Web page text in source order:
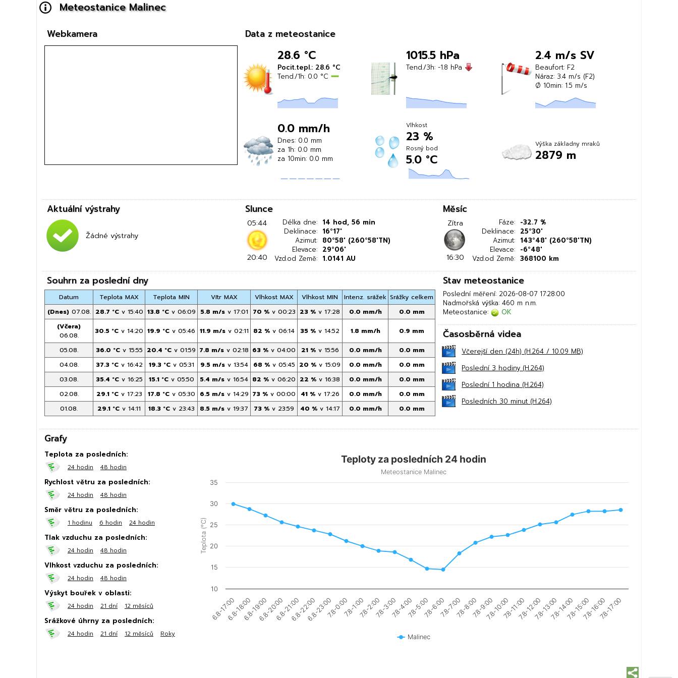
Meteostanice Malinec
Webkamera Data z meteostanice
28.6 °C
Pocit.tepl.: 28.6 °C
Tend./1h: 0.0 °C
1015.5 hPa
Tend./3h: -1.8 hPa
2.4 m/s SV
Beaufort: F2
Náraz: 3.4 m/s (F2)
Ø 10min: 1.5 m/s
0.0 mm/h
Dnes: 0.0 mm
za 1h: 0.0 mm
za 10min: 0.0 mm
Vlhkost
23 %
Rosný bod
5.0 °C
Výška základny mraků
2879 m
Aktuální výstrahy
Žádné výstrahy
Slunce
05:44
20:40
Délka dne:
Deklinace:
Azimut:
Elevace:
Vzd.od Země:
14 hod, 56 min
16°17'
80°58' (260°58'TN)
29°06'
1.0141 AU
Měsíc
Zítra
16:30
Fáze:
Deklinace:
Azimut:
Elevace:
Vzd.od Země:
-32.7 %
25°30'
143°48' (260°58'TN)
-6°48'
368100 km
Souhrn za poslední dny
Datum Teplota MAX Teplota MIN Vítr MAX Vlhkost MAX Vlhkost MIN Intenz. srážek Srážky celkem
(Dnes)07.08. 28.7 °Cv 15:40 13.8 °Cv 06:09 5.8 m/sv 17:01 70 %v 00:23 23 % v 17:28 0.0 mm/h
0.0 mm
(Včera)
06.08.
30.5 °C v 14:20 19.9 °C v 05:46 11.9 m/sv 02:11 82 % v 06:14 35 % v 14:52 1.8 mm/h 0.9 mm
05.08. 36.0 °Cv 15:55 20.4 °C v 01:59 7.8 m/s v 02:18 63 % v 04:00 21 %v 15:56 0.0 mm/h
0.0 mm
04.08.
37.3 °Cv 16:42 19.3 °Cv 05:31 9.5 m/sv 13:54 68 %v 05:45 20 % v 15:09 0.0 mm/h
0.0 mm
03.08.
35.4 °Cv 16:25 15.1 °Cv 05:50 5.4 m/s v 16:54 82 % v 06:20 22 % v 16:38 0.0 mm/h
0.0 mm
02.08.
29.1 °Cv 17:23 17.8 °Cv 05:30 6.5 m/sv 14:29 73 % v 00:00 41 %v 17:26 0.0 mm/h
0.0 mm
01.08.
29.1 °C v 14:11 18.3 °Cv 23:43 8.5 m/s v 19:37 73 % v 23:59 40 %v 14:17 0.0 mm/h 0.0 mm
Stav meteostanice
Poslední měření: 2026-08-07 17:28:00
Nadmořská výška: 460 m n.m.
Meteostanice:
OK
Časosběrná videa
Včerejší den (24h) (H.264 / 10.09 MB)
Poslední 3 hodiny (H.264)
Poslední 1 hodina (H.264)
Posledních 30 minut (H.264)
Grafy
Teplota za posledních:
24 hodin 48 hodin
Rychlost větru za posledních:
24 hodin 48 hodin
Směr větru za posledních:
1 hodinu 6 hodin 24 hodin
Tlak vzduchu za posledních:
24 hodin 48 hodin
Vlhkost vzduchu za posledních:
24 hodin 48 hodin
Výskyt bouřek v oblasti:
24 hodin 21 dní 12 měsíců
Srážkové úhrny za posledních:
24 hodin 21 dní 12 měsíců Roky
Teplota (°C)
Teploty za posledních 24 hodin
Meteostanice Malinec
Malinec
6.8-17:006.8-18:006.8-19:006.8-20:006.8-21:006.8-22:006.8-23:007.8-0:007.8-1:007.8-2:007.8-3:007.8-4:007.8-5:007.8-6:007.8-7:007.8-8:007.8-9:007.8-10:007.8-11:007.8-12:007.8-13:007.8-14:007.8-15:007.8-16:007.8-17:00
10
15
20
25
30
35